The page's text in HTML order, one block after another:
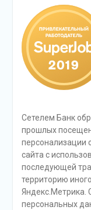
Сетелем Банк
прошлых
персонализации
сайта с
последующей
территорию
Яндекс.Метрика.
персональных